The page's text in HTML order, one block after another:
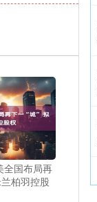
全国布局再
柏羽控股